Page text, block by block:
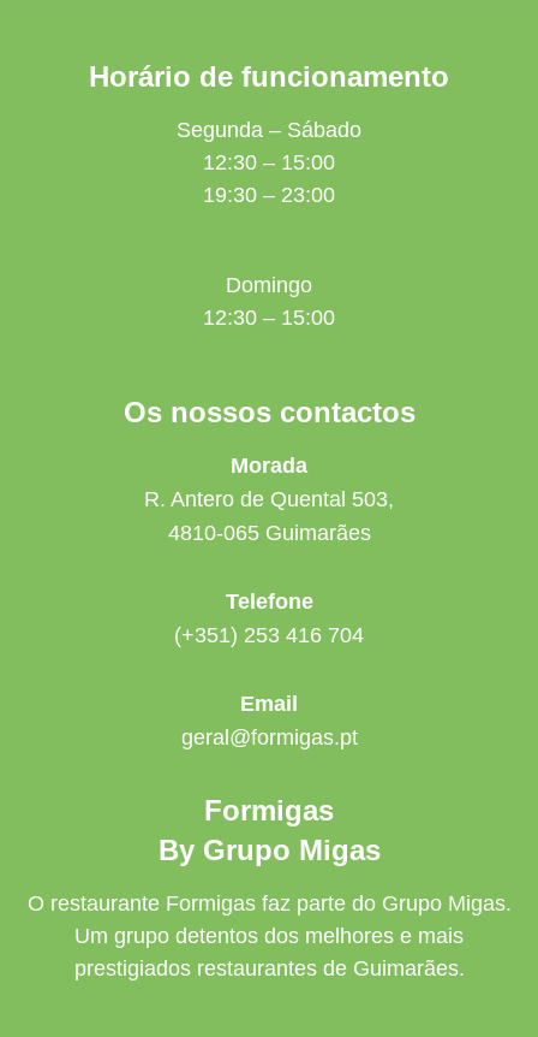
Horário de funcionamento
Segunda – Sábado
12:30 – 15:00
19:30 – 23:00
Domingo
12:30 – 15:00
Os nossos contactos
Morada
R. Antero de Quental 503,
4810-065 Guimarães
Telefone
(+351) 253 416 704
Email
geral@formigas.pt
Formigas
By Grupo Migas
O restaurante Formigas faz parte do Grupo Migas.
Um grupo detentos dos melhores e mais
prestigiados restaurantes de Guimarães.